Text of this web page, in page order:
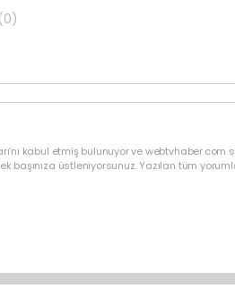
(0)
kabul etmiş bulunuyor ve
başınıza üstleniyorsunuz. Yazılan tüm